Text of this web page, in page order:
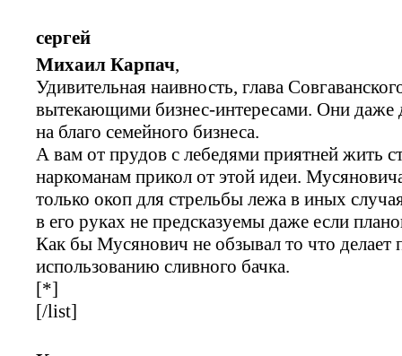
сергей
Михаил Карпач,
Удивительная наивность, глава
вытекающими бизнес-интересами. Они даже
на благо семейного бизнеса.
А вам от прудов с лебедями приятней жить
наркоманам прикол от этой идеи.
только окоп для стрельбы лежа в иных
в его руках не предсказуемы даже если
Как бы Мусянович не обзывал то что делает
использованию сливного бачка.
[*]
[/list]